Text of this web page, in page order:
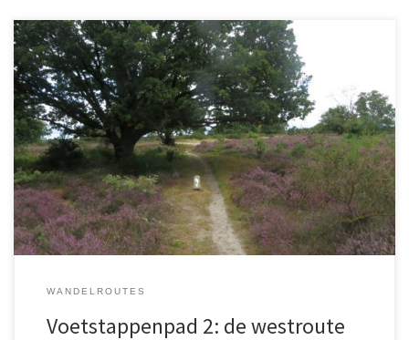
In augustus 2025 voltooide ik samen met mijn zoon Lucas het
Voetstappenpad rond Hilversum. We genoten van de natuur,
waaronder de Hoorneboegsche Heide en het Corversbos, maar
het stuk door Kerkelanden was minder aantrekkelijk. Toch is het
volledige pad, inclusief het westelijk deel, de moeite waard.
WANDELROUTES
Voetstappenpad 2: de westroute